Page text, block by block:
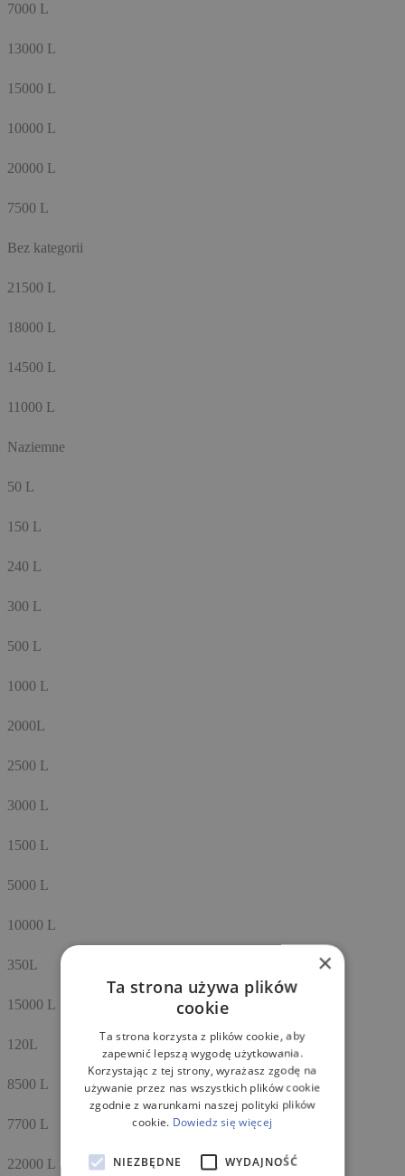
7000 L
13000 L
15000 L
10000 L
20000 L
7500 L
Bez kategorii
21500 L
18000 L
14500 L
11000 L
Naziemne
50 L
150 L
240 L
300 L
500 L
1000 L
2000L
2500 L
3000 L
1500 L
5000 L
10000 L
350L
15000 L
120L
8500 L
7700 L
22000 L
×
Ta strona używa plików
cookie
Ta strona korzysta z plików cookie, aby
zapewnić lepszą wygodę użytkowania.
Korzystając z tej strony, wyrażasz zgodę na
używanie przez nas wszystkich plików cookie
zgodnie z warunkami naszej polityki plików
cookie. Dowiedz się więcej
NIEZBĘDNE WYDAJNOŚĆ